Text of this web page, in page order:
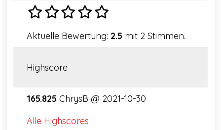
Aktuelle Bewertung: 2.5 mit 2 Stimmen.
Highscore
165.825 ChrysB @ 2021-10-30
Alle Highscores